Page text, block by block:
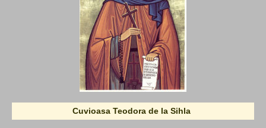
Cuvioasa Teodora de la Sihla